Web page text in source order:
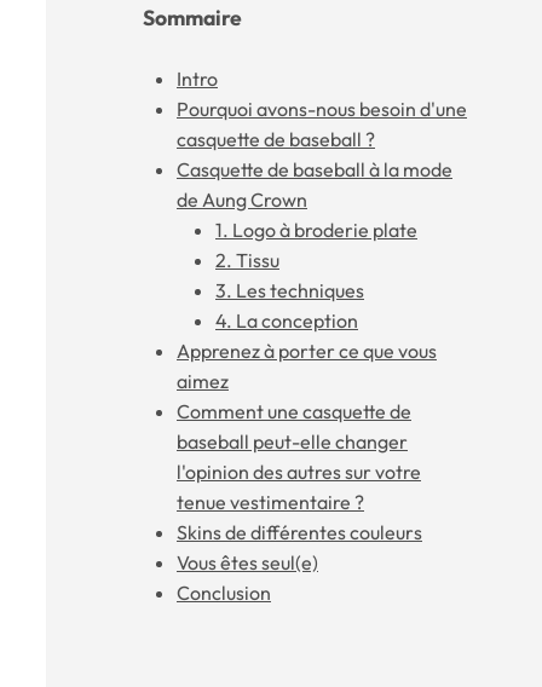
Sommaire
Intro
Pourquoi avons-nous besoin d'une
casquette de baseball ?
Casquette de baseball à la mode
de Aung Crown
1. Logo à broderie plate
2. Tissu
3. Les techniques
4. La conception
Apprenez à porter ce que vous
aimez
Comment une casquette de
baseball peut-elle changer
l'opinion des autres sur votre
tenue vestimentaire ?
Skins de différentes couleurs
Vous êtes seul(e)
Conclusion